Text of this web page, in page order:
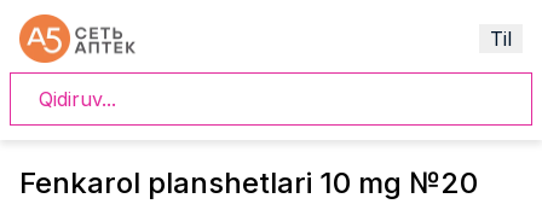
Til
Fenkarol planshetlari 10 mg №20